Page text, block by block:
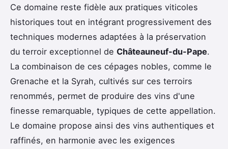
Ce domaine reste fidèle aux pratiques viticoles
historiques tout en intégrant progressivement des
techniques modernes adaptées à la préservation
du terroir exceptionnel de Châteauneuf-du-Pape.
La combinaison de ces cépages nobles, comme le
Grenache et la Syrah, cultivés sur ces terroirs
renommés, permet de produire des vins d'une
finesse remarquable, typiques de cette appellation.
Le domaine propose ainsi des vins authentiques et
raffinés, en harmonie avec les exigences